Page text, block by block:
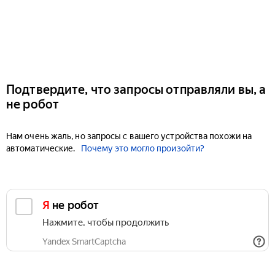
Подтвердите, что запросы отправляли вы, а
не робот
Нам очень жаль, но запросы с вашего устройства похожи на
автоматические.
Почему это могло произойти?
Я не робот
Нажмите, чтобы продолжить
Yandex SmartCaptcha